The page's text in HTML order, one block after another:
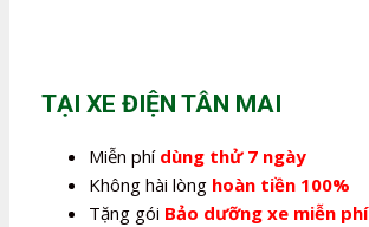
TẠI XE ĐIỆN TÂN MAI
Miễn phí dùng thử 7 ngày
Không hài lòng hoàn tiền 100%
Tặng gói Bảo dưỡng xe miễn phí